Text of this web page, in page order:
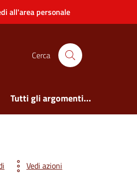
all'area personale
Cerca
Tutti gli argomenti...
Vedi azioni